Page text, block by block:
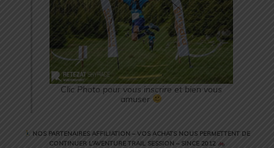
Clic Photo pour vous inscrire et bien vous
amuser
NOS PARTENAIRES AFFILIATION – VOS ACHATS NOUS PERMETTENT DE
CONTINUER L’AVENTURE TRAIL SESSION – SINCE 2012